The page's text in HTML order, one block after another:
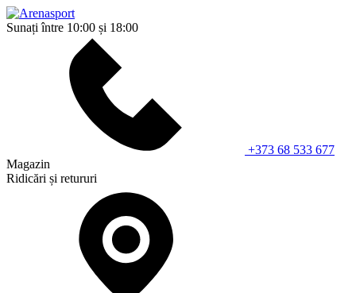
Sunați între 10:00 și 18:00
+373 68 533 677
Magazin
Ridicări și retururi